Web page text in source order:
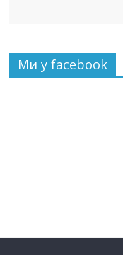
Ми у facebook